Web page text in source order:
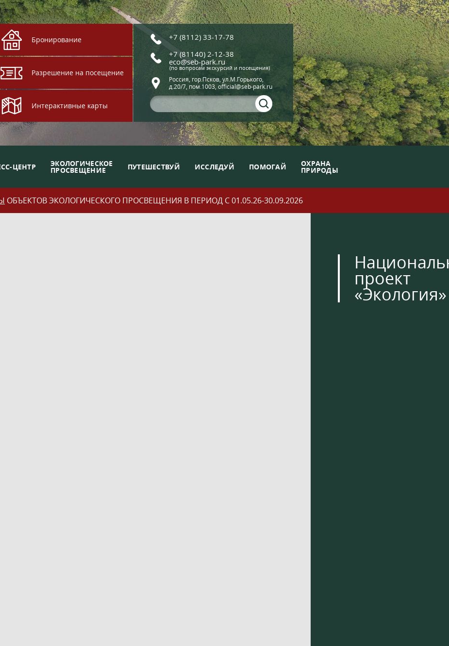
Бронирование
Разрешение на посещение
Интерактивные карты
+7 (8112) 33-17-78
+7 (81140) 2-12-38
eco@seb-park.ru
(по вопросам экскурсий и посещения)
Россия, гор.Псков, ул.М.Горького,
д.20/7, пом.1003, official@seb-park.ru
ЦЕНТР ЭКОЛОГИЧЕСКОЕ
ПРОСВЕЩЕНИЕ ПУТЕШЕСТВУЙ ИССЛЕДУЙ ПОМОГАЙ ОХРАНА
ПРИРОДЫ
ОБЪЕКТОВ ЭКОЛОГИЧЕСКОГО ПРОСВЕЩЕНИЯ В ПЕРИОД С 01.05.26-30.09.2026
проект
«Экология»